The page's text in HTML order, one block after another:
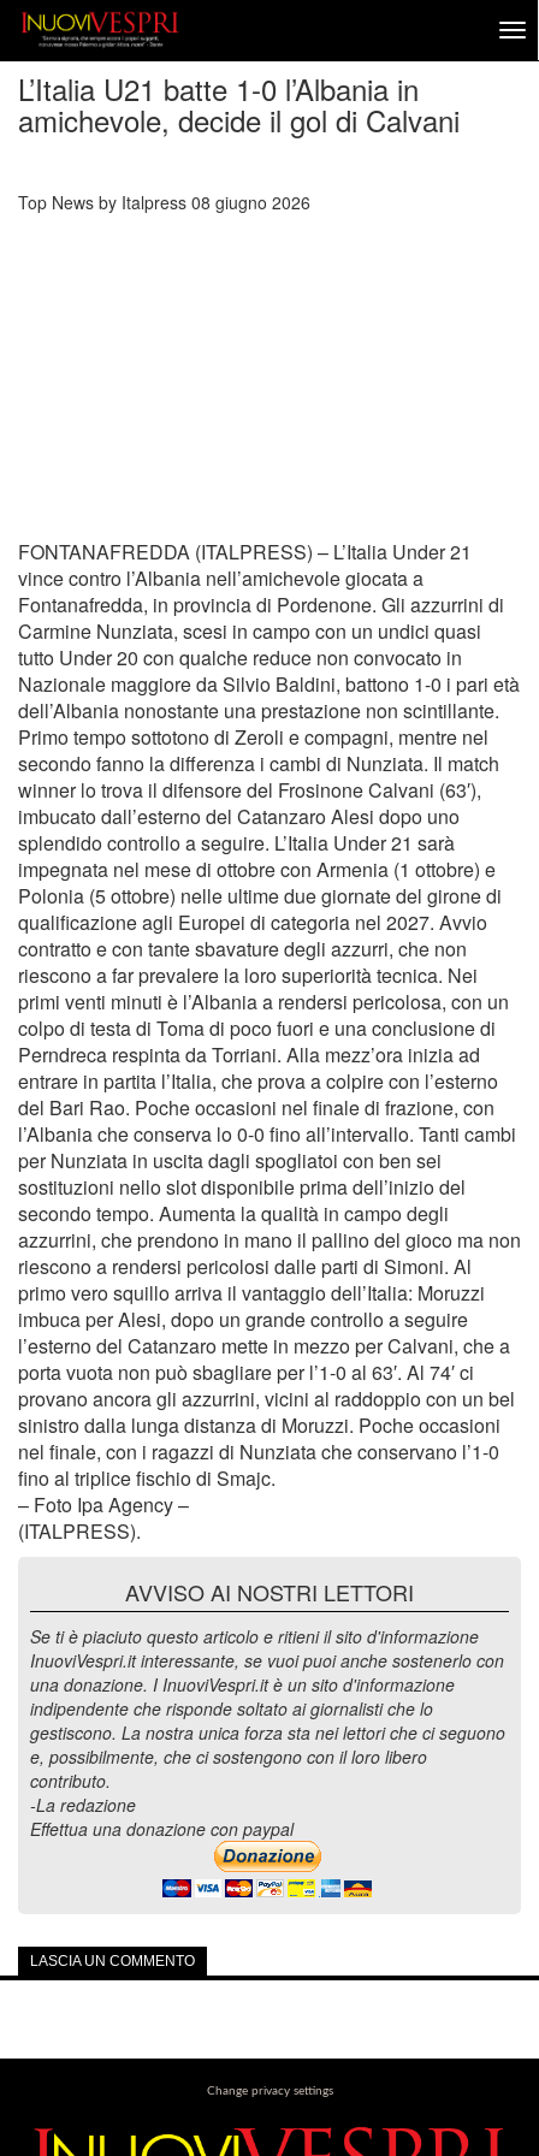
L’Italia U21 batte 1-0 l’Albania in
amichevole, decide il gol di Calvani
Top News by Italpress 08 giugno 2026
FONTANAFREDDA (ITALPRESS) – L’Italia Under 21
vince contro l’Albania nell’amichevole giocata a
Fontanafredda, in provincia di Pordenone. Gli azzurrini di
Carmine Nunziata, scesi in campo con un undici quasi
tutto Under 20 con qualche reduce non convocato in
Nazionale maggiore da Silvio Baldini, battono 1-0 i pari età
dell’Albania nonostante una prestazione non scintillante.
Primo tempo sottotono di Zeroli e compagni, mentre nel
secondo fanno la differenza i cambi di Nunziata. Il match
winner lo trova il difensore del Frosinone Calvani (63′),
imbucato dall’esterno del Catanzaro Alesi dopo uno
splendido controllo a seguire. L’Italia Under 21 sarà
impegnata nel mese di ottobre con Armenia (1 ottobre) e
Polonia (5 ottobre) nelle ultime due giornate del girone di
qualificazione agli Europei di categoria nel 2027. Avvio
contratto e con tante sbavature degli azzurri, che non
riescono a far prevalere la loro superiorità tecnica. Nei
primi venti minuti è l’Albania a rendersi pericolosa, con un
colpo di testa di Toma di poco fuori e una conclusione di
Perndreca respinta da Torriani. Alla mezz’ora inizia ad
entrare in partita l’Italia, che prova a colpire con l’esterno
del Bari Rao. Poche occasioni nel finale di frazione, con
l’Albania che conserva lo 0-0 fino all’intervallo. Tanti cambi
per Nunziata in uscita dagli spogliatoi con ben sei
sostituzioni nello slot disponibile prima dell’inizio del
secondo tempo. Aumenta la qualità in campo degli
azzurrini, che prendono in mano il pallino del gioco ma non
riescono a rendersi pericolosi dalle parti di Simoni. Al
primo vero squillo arriva il vantaggio dell’Italia: Moruzzi
imbuca per Alesi, dopo un grande controllo a seguire
l’esterno del Catanzaro mette in mezzo per Calvani, che a
porta vuota non può sbagliare per l’1-0 al 63′. Al 74′ ci
provano ancora gli azzurrini, vicini al raddoppio con un bel
sinistro dalla lunga distanza di Moruzzi. Poche occasioni
nel finale, con i ragazzi di Nunziata che conservano l’1-0
fino al triplice fischio di Smajc.
– Foto Ipa Agency –
(ITALPRESS).
AVVISO AI NOSTRI LETTORI
Se ti è piaciuto questo articolo e ritieni il sito d'informazione
InuoviVespri.it interessante, se vuoi puoi anche sostenerlo con
una donazione. I InuoviVespri.it è un sito d'informazione
indipendente che risponde soltato ai giornalisti che lo
gestiscono. La nostra unica forza sta nei lettori che ci seguono
e, possibilmente, che ci sostengono con il loro libero
contributo.
-La redazione
Effettua una donazione con paypal
LASCIA UN COMMENTO
Change privacy settings